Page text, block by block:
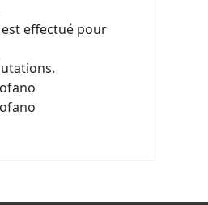
effectué pour